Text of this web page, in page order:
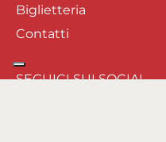
Biglietteria
Contatti
SEGUICI SUI SOCIAL